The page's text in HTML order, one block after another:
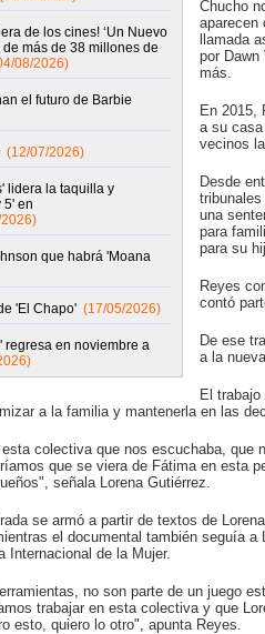
de los cines! ‘Un Nuevo
de más de 38 millones de
08/2026)
el futuro de Barbie
(12/07/2026)
lidera la taquilla y
5' en
que habrá 'Moana
'El Chapo' (17/05/2026)
regresa en noviembre a
Chucho
aparecen
llamada
por
más.
En 2015,
a su
vecinos
Desde
una
para
para su
Reyes
contó
De ese
a la
El
a la familia y mantenerla en las
colectiva que nos escuchaba,
que se viera de Fátima en esta
señala Lorena Gutiérrez.
se armó a partir de textos de
el documental también seguía
Internacional de la Mujer.
no son parte de un juego
trabajar en esta colectiva y que
esto, quiero lo otro", apunta Reyes.